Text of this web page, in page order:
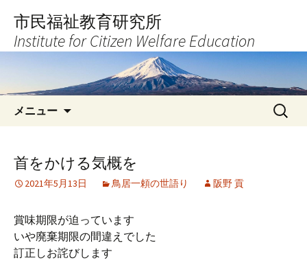
へ
キ
市民福祉教育研究所
Institute for Citizen Welfare Education
メニュー
検
索:
首をかける気概を
2021年5月13日 鳥居一頼の世語り 阪野 貢
賞味期限が迫っています
いや廃棄期限の間違えでした
訂正しお詫びします